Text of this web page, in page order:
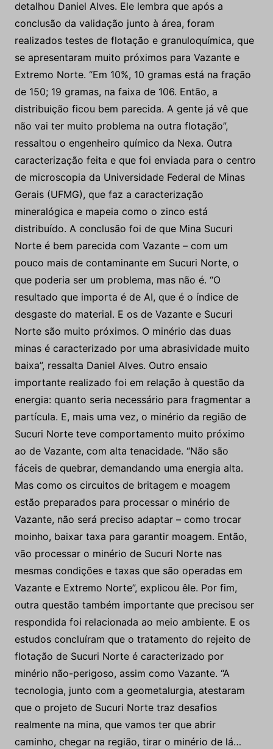
detalhou Daniel Alves. Ele lembra que após a
conclusão da validação junto à área, foram
realizados testes de flotação e granuloquímica, que
se apresentaram muito próximos para Vazante e
Extremo Norte. “Em 10%, 10 gramas está na fração
de 150; 19 gramas, na faixa de 106. Então, a
distribuição ficou bem parecida. A gente já vê que
não vai ter muito problema na outra flotação”,
ressaltou o engenheiro químico da Nexa. Outra
caracterização feita e que foi enviada para o centro
de microscopia da Universidade Federal de Minas
Gerais (UFMG), que faz a caracterização
mineralógica e mapeia como o zinco está
distribuído. A conclusão foi de que Mina Sucuri
Norte é bem parecida com Vazante – com um
pouco mais de contaminante em Sucuri Norte, o
que poderia ser um problema, mas não é. “O
resultado que importa é de AI, que é o índice de
desgaste do material. E os de Vazante e Sucuri
Norte são muito próximos. O minério das duas
minas é caracterizado por uma abrasividade muito
baixa”, ressalta Daniel Alves. Outro ensaio
importante realizado foi em relação à questão da
energia: quanto seria necessário para fragmentar a
partícula. E, mais uma vez, o minério da região de
Sucuri Norte teve comportamento muito próximo
ao de Vazante, com alta tenacidade. “Não são
fáceis de quebrar, demandando uma energia alta.
Mas como os circuitos de britagem e moagem
estão preparados para processar o minério de
Vazante, não será preciso adaptar – como trocar
moinho, baixar taxa para garantir moagem. Então,
vão processar o minério de Sucuri Norte nas
mesmas condições e taxas que são operadas em
Vazante e Extremo Norte”, explicou êle. Por fim,
outra questão também importante que precisou ser
respondida foi relacionada ao meio ambiente. E os
estudos concluíram que o tratamento do rejeito de
flotação de Sucuri Norte é caracterizado por
minério não-perigoso, assim como Vazante. “A
tecnologia, junto com a geometalurgia, atestaram
que o projeto de Sucuri Norte traz desafios
realmente na mina, que vamos ter que abrir
caminho, chegar na região, tirar o minério de lá…